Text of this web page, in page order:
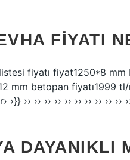
FIYATI
fiyatı fiyat1250*8
mm betopan fiyatı1999
›› ›› ›› ›› ›› ›› ›› ››
DAYANIKLI